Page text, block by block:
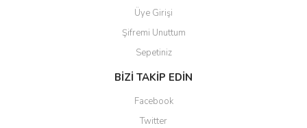
Üye Girişi
Şifremi Unuttum
Sepetiniz
BİZİ TAKİP EDİN
Facebook
Twitter